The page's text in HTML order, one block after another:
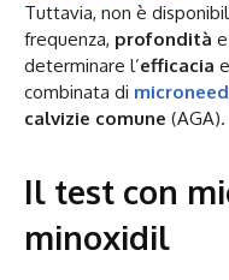
Tuttavia, non è
frequenza, profondità
determinare l’efficacia
combinata di
calvizie comune (AGA).
Il test con
minoxidil